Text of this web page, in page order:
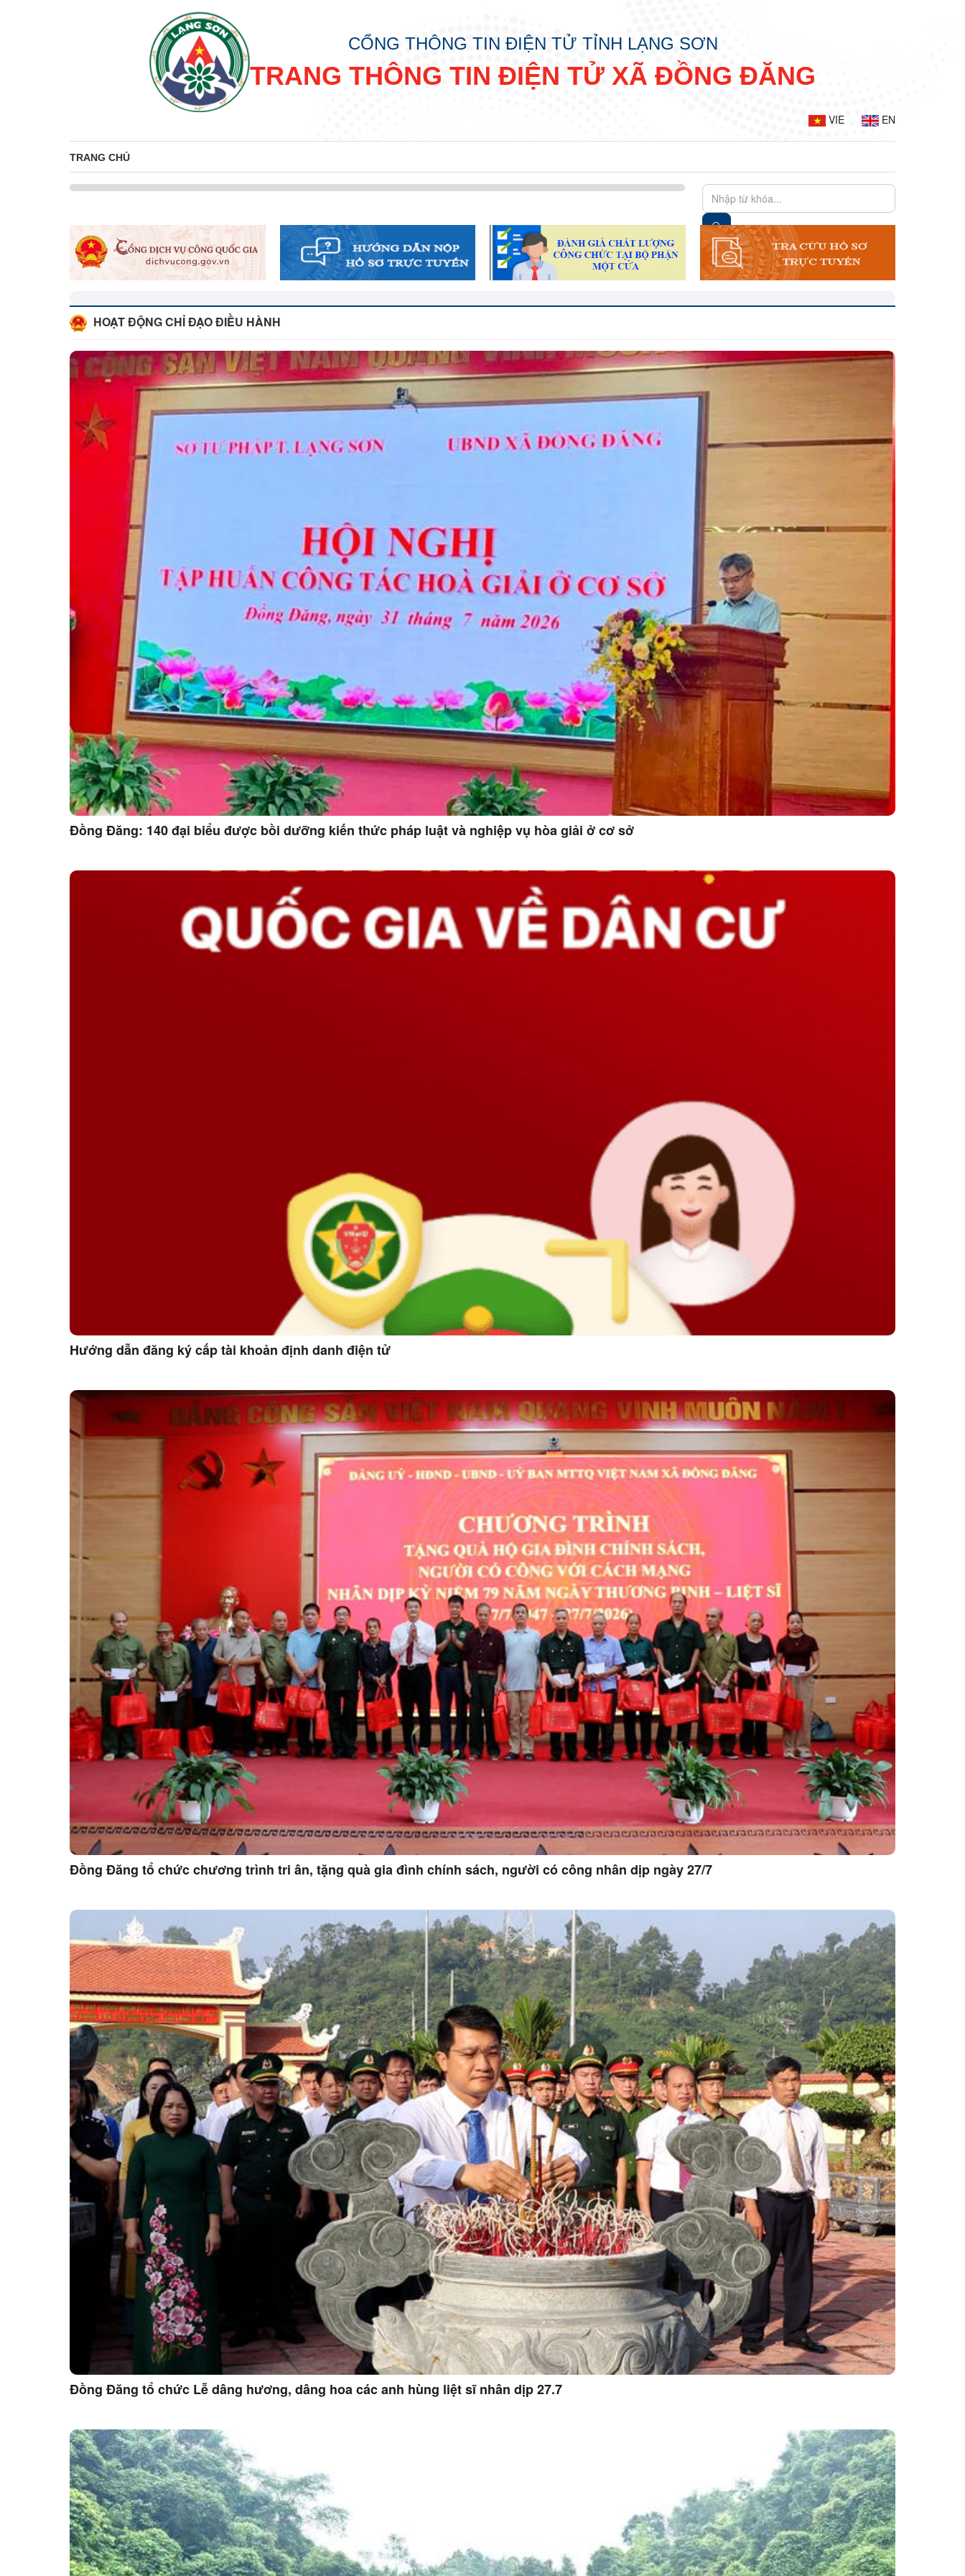
CỔNG THÔNG TIN ĐIỆN TỬ TỈNH LẠNG SƠN
TRANG THÔNG TIN ĐIỆN TỬ XÃ ĐỒNG ĐĂNG
VIE EN
TRANG CHỦ
HOẠT ĐỘNG CHỈ ĐẠO ĐIỀU HÀNH
Đồng Đăng: 140 đại biểu được bồi dưỡng kiến thức pháp luật và nghiệp vụ hòa giải ở cơ sở
Hướng dẫn đăng ký cấp tài khoản định danh điện tử
Đồng Đăng tổ chức chương trình tri ân, tặng quà gia đình chính sách, người có công nhân dịp ngày 27/7
Đồng Đăng tổ chức Lễ dâng hương, dâng hoa các anh hùng liệt sĩ nhân dịp 27.7